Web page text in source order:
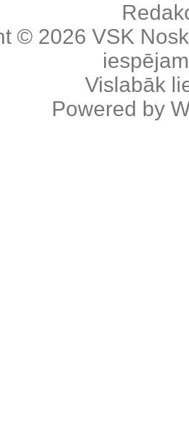
© 2026 VSK
Vislabāk
Powered by